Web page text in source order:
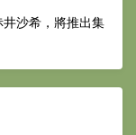
沙希，將推出集